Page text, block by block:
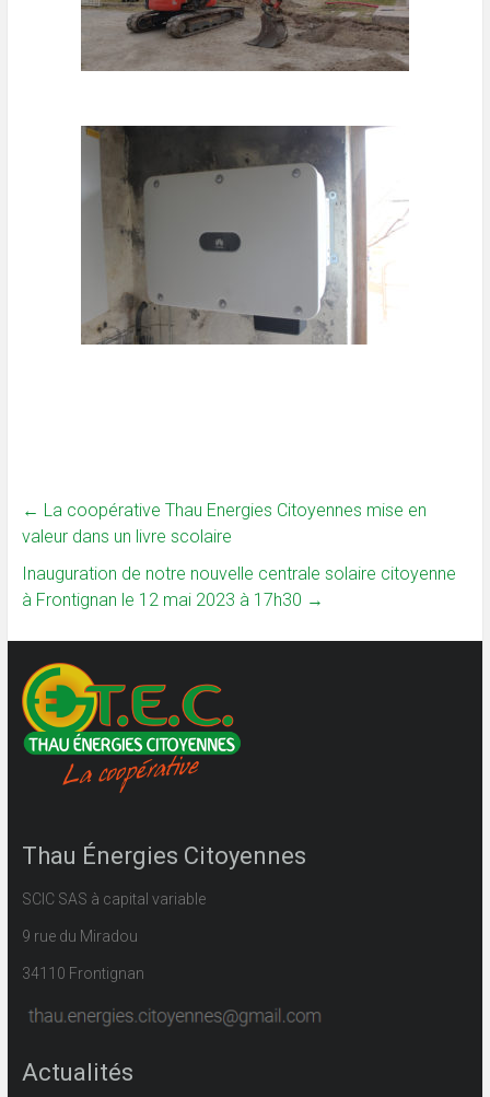
← La coopérative Thau Energies Citoyennes mise en
valeur dans un livre scolaire
Inauguration de notre nouvelle centrale solaire citoyenne
à Frontignan le 12 mai 2023 à 17h30 →
Thau Énergies Citoyennes
SCIC SAS à capital variable
9 rue du Miradou
34110 Frontignan
Actualités